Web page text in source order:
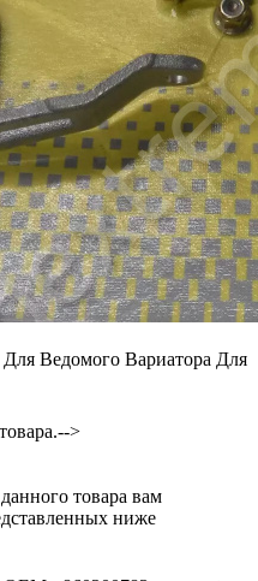
Ведомого Вариатора Для
>
товара вам
ниже